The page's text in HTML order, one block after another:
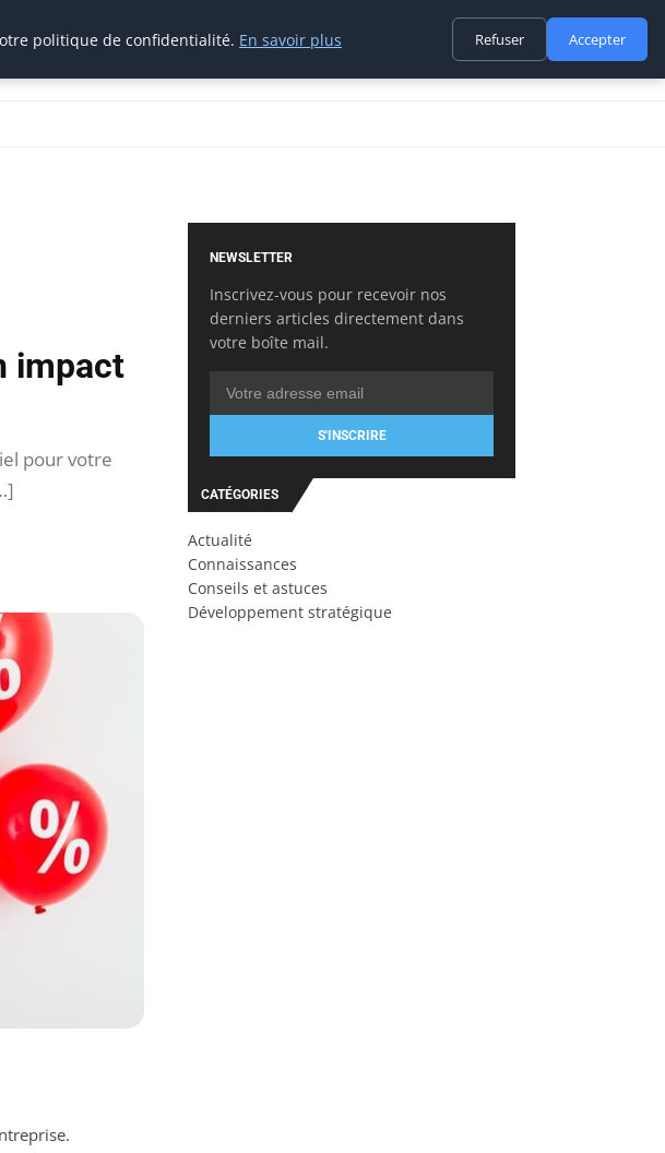
impact
pour votre
NEWSLETTER
Inscrivez-vous pour recevoir nos
derniers articles directement dans
votre boîte mail.
S'INSCRIRE
CATÉGORIES
Actualité
Connaissances
Conseils et astuces
Développement stratégique
politique de confidentialité. En savoir plus Refuser Accepter